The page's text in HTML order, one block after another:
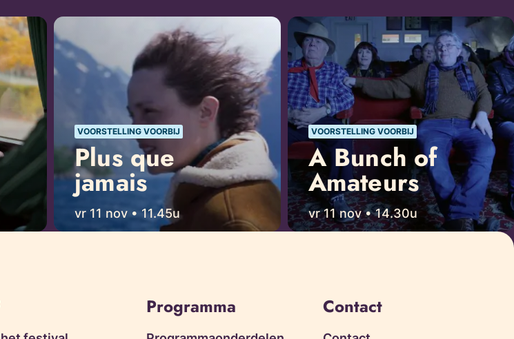
VOORSTELLING VOORBIJ
Plus que
jamais
vr 11 nov • 11.45u
VOORSTELLING VOORBIJ
A Bunch of
Amateurs
vr 11 nov • 14.30u
Programma Contact